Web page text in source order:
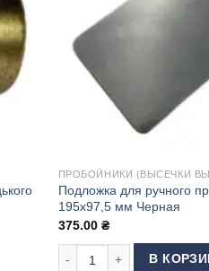
для турецького пресса
ПРОБОЙНИКИ (ВЫСЕЧКИ
Подложка для ручного
195х97,5 мм Черная
375.00 ₴
Количество товара
В